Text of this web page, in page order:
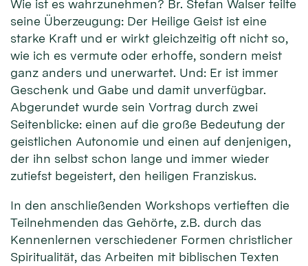
Wie ist es wahrzunehmen? Br. Stefan Walser teilte
seine Überzeugung: Der Heilige Geist ist eine
starke Kraft und er wirkt gleichzeitig oft nicht so,
wie ich es vermute oder erhoffe, sondern meist
ganz anders und unerwartet. Und: Er ist immer
Geschenk und Gabe und damit unverfügbar.
Abgerundet wurde sein Vortrag durch zwei
Seitenblicke: einen auf die große Bedeutung der
geistlichen Autonomie und einen auf denjenigen,
der ihn selbst schon lange und immer wieder
zutiefst begeistert, den heiligen Franziskus.
In den anschließenden Workshops vertieften die
Teilnehmenden das Gehörte, z.B. durch das
Kennenlernen verschiedener Formen christlicher
Spiritualität, das Arbeiten mit biblischen Texten